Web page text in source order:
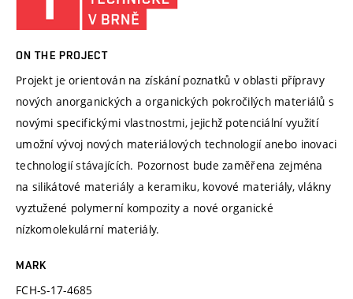
ON THE PROJECT
Projekt je orientován na získání poznatků v oblasti přípravy
nových anorganických a organických pokročilých materiálů s
novými specifickými vlastnostmi, jejichž potenciální využití
umožní vývoj nových materiálových technologií anebo inovaci
technologií stávajících. Pozornost bude zaměřena zejména
na silikátové materiály a keramiku, kovové materiály, vlákny
vyztužené polymerní kompozity a nové organické
nízkomolekulární materiály.
MARK
FCH-S-17-4685